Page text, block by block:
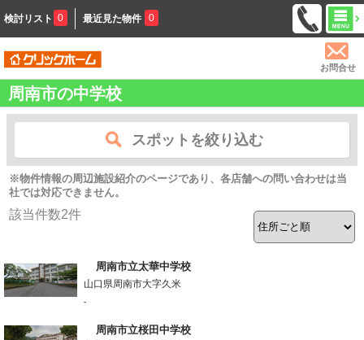
検討リスト 0 最近見た物件 0
お問合せ
周南市の中学校
スポットを絞り込む
※物件情報の周辺施設紹介のページであり、各店舗への問い合わせは当
社では対応できません。
該当件数2件
周南市立太華中学校
山口県周南市大字久米
-
周南市立桜田中学校